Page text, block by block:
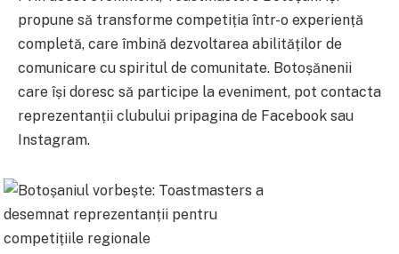
propune să transforme competiția într-o experiență
completă, care îmbină dezvoltarea abilităților de
comunicare cu spiritul de comunitate. Botoșănenii
care își doresc să participe la eveniment, pot contacta
reprezentanții clubului pripagina de Facebook sau
Instagram.